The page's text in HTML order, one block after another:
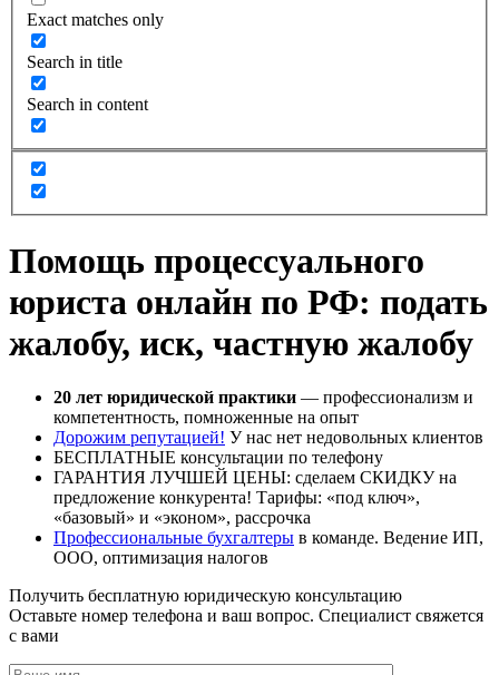
Exact matches only
Search in title
Search in content
Помощь процессуального
юриста онлайн по РФ: подать
жалобу, иск, частную жалобу
20 лет юридической практики — профессионализм и
компетентность, помноженные на опыт
Дорожим репутацией! У нас нет недовольных клиентов
БЕСПЛАТНЫЕ консультации по телефону
ГАРАНТИЯ ЛУЧШЕЙ ЦЕНЫ: сделаем СКИДКУ на
предложение конкурента! Тарифы: «под ключ»,
«базовый» и «эконом», рассрочка
Профессиональные бухгалтеры в команде. Ведение ИП,
ООО, оптимизация налогов
Получить бесплатную юридическую консультацию
Оставьте номер телефона и ваш вопрос. Cпециалист свяжется
с вами